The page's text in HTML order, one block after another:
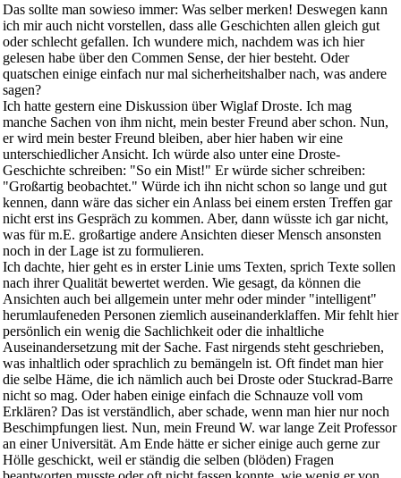
Das sollte man sowieso immer: Was selber merken! Deswegen kann
ich mir auch nicht vorstellen, dass alle Geschichten allen gleich gut
oder schlecht gefallen. Ich wundere mich, nachdem was ich hier
gelesen habe über den Commen Sense, der hier besteht. Oder
quatschen einige einfach nur mal sicherheitshalber nach, was andere
sagen?
Ich hatte gestern eine Diskussion über Wiglaf Droste. Ich mag
manche Sachen von ihm nicht, mein bester Freund aber schon. Nun,
er wird mein bester Freund bleiben, aber hier haben wir eine
unterschiedlicher Ansicht. Ich würde also unter eine Droste-
Geschichte schreiben: "So ein Mist!" Er würde sicher schreiben:
"Großartig beobachtet." Würde ich ihn nicht schon so lange und gut
kennen, dann wäre das sicher ein Anlass bei einem ersten Treffen gar
nicht erst ins Gespräch zu kommen. Aber, dann wüsste ich gar nicht,
was für m.E. großartige andere Ansichten dieser Mensch ansonsten
noch in der Lage ist zu formulieren.
Ich dachte, hier geht es in erster Linie ums Texten, sprich Texte sollen
nach ihrer Qualität bewertet werden. Wie gesagt, da können die
Ansichten auch bei allgemein unter mehr oder minder "intelligent"
herumlaufeneden Personen ziemlich auseinanderklaffen. Mir fehlt hier
persönlich ein wenig die Sachlichkeit oder die inhaltliche
Auseinandersetzung mit der Sache. Fast nirgends steht geschrieben,
was inhaltlich oder sprachlich zu bemängeln ist. Oft findet man hier
die selbe Häme, die ich nämlich auch bei Droste oder Stuckrad-Barre
nicht so mag. Oder haben einige einfach die Schnauze voll vom
Erklären? Das ist verständlich, aber schade, wenn man hier nur noch
Beschimpfungen liest. Nun, mein Freund W. war lange Zeit Professor
an einer Universität. Am Ende hätte er sicher einige auch gerne zur
Hölle geschickt, weil er ständig die selben (blöden) Fragen